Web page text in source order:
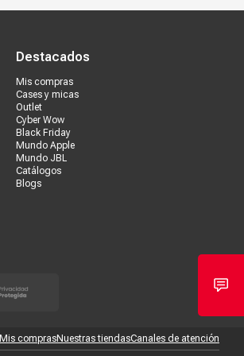
Destacados
Mis compras
Cases y micas
Outlet
Cyber Wow
Black Friday
Mundo Apple
Mundo JBL
Catálogos
Blogs
Mis comprasNuestras tiendasCanales de atención